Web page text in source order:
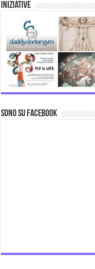
Iniziative
Sono su Facebook